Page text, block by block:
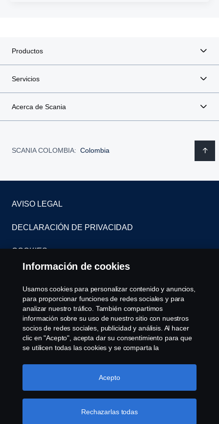
Productos
Servicios
Acerca de Scania
SCANIA COLOMBIA: Colombia
AVISO LEGAL
DECLARACIÓN DE PRIVACIDAD
COOKIES
SISTEMA DE DENUNCIAS
CONFIGURACIÓN DE COOKIES
reservados. Scania Colombia S.A.S. - Calle 17 # 68
Información de cookies
Usamos cookies para personalizar contenido y anuncios,
para proporcionar funciones de redes sociales y para
analizar nuestro tráfico. También compartimos
información sobre su uso de nuestro sitio con nuestros
socios de redes sociales, publicidad y análisis. Al hacer
clic en "Acepto", acepta dar su consentimiento para que
se utilicen todas las cookies y se comparta la
haciendo clic en "Configuración de cookies" y
seleccionando las categorías que desea aceptar. Para
Más información
Rechazarlas todas
Acepto